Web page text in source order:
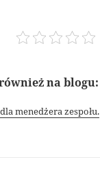
na blogu:
menedżera zespołu.